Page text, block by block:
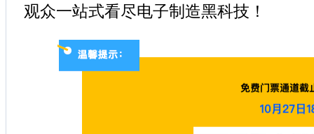
观众一站式看尽电子制造黑科技！